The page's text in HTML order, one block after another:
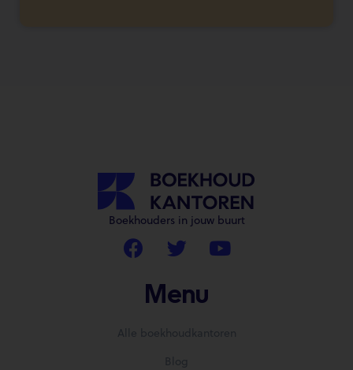
Boekhouders in jouw buurt
Menu
Alle boekhoudkantoren
Blog